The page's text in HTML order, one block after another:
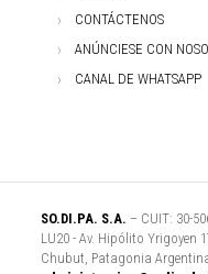
CONTÁCTENOS
ANÚNCIESE CON
CANAL DE WHATSAPP
SO.DI.PA. S.A. – CUIT: 30-
LU20 - Av. Hipólito Yrigoyen
Chubut, Patagonia